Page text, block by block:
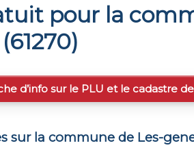
pour la
(61270)
d’info sur le PLU et le cadastre
sur la commune de Les-